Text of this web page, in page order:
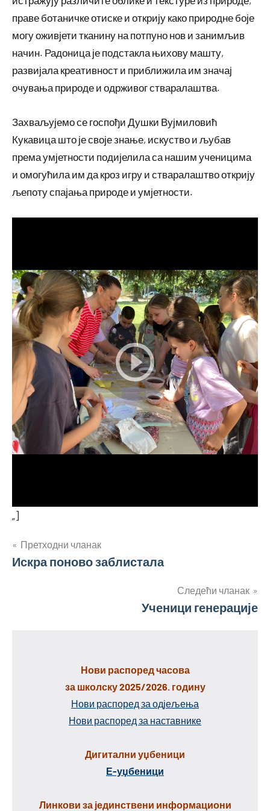
праве ботаничке отиске и открију како природне боје
могу оживјети тканину на потпуно нов и занимљив
начин. Радоница је подстакла њихову машту,
развијала креативност и приближила им значај
очувања природе и одрживог стваралаштва.
Захваљујемо се госпођи Душки Вујмиловић
Кукавица што је своје знање, искуство и љубав
према умјетности подијелила са нашим ученицима
и омогућила им да кроз игру и стваралаштво открију
љепоту спајања природе и умјетности.
„]
Кретање
чланка
Претходни чланак
Искра поново заблистала
Следећи чланак
Ученици генерације
Нови распоред часова
за школску 2025/2026. годину
Нови распоред за одјељења
Нови распоред за наставнике
Дигитални уџбеници
Е-уџбеници
Линкови за јединствени информациони